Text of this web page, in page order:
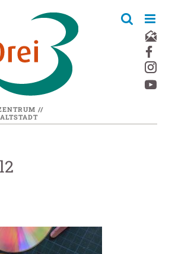
//